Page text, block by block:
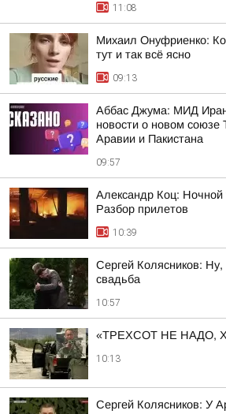
11:08
Михаил Онуфриенко:
тут и так всё ясно
09:13
Аббас Джума: МИД
новости о новом союзе
Аравии и Пакистана
09:57
Александр Коц: Ночной
Разбор прилетов
10:39
Сергей Колясников: Ну,
свадьба
10:57
«ТРЕХСОТ НЕ НАДО,
10:13
Сергей Колясников: У